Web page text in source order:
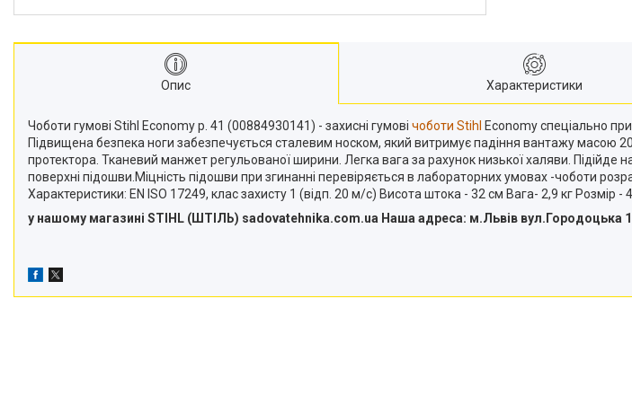
Подрібнювачі гілок
Трактори газонокосарки
Аксесуари
Опис Характеристики
Чоботи гумові Stihl Economy р. 41 (00884930141) - захисні гумові чоботи Stihl Economy спеціально
Підвищена безпека ноги забезпечується сталевим носком, який витримує падіння вантажу
протектора. Тканевий манжет регульованої ширини. Легка вага за рахунок низької халяви.
поверхні підошви.Міцність підошви при згинанні перевіряється в лабораторних умовах -чоботи
Характеристики: EN ISO 17249, клас захисту 1 (відп. 20 м/с) Висота штока - 32 см Вага- 2,9 кг
у нашому магазині STIHL (ШТІЛЬ) sadovatehnika.com.ua Нaша aдрecа: м.Львів вул.Городоцька